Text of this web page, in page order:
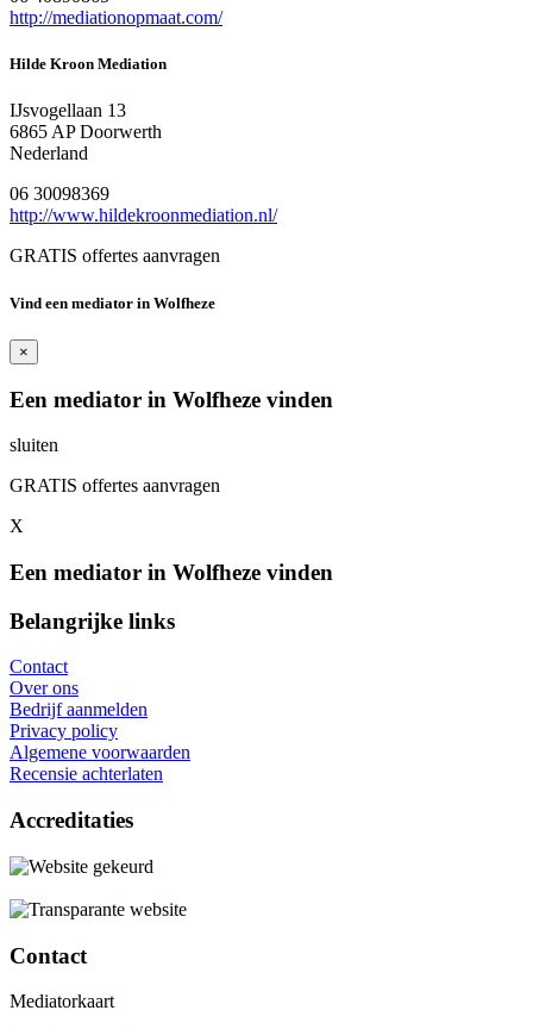
http://mediationopmaat.com/
Hilde Kroon Mediation
IJsvogellaan 13
6865 AP Doorwerth
Nederland
06 30098369
http://www.hildekroonmediation.nl/
GRATIS offertes aanvragen
Vind een mediator in Wolfheze
×
Een mediator in Wolfheze vinden
sluiten
GRATIS offertes aanvragen
X
Een mediator in Wolfheze vinden
Belangrijke links
Contact
Over ons
Bedrijf aanmelden
Privacy policy
Algemene voorwaarden
Recensie achterlaten
Accreditaties
Contact
Mediatorkaart